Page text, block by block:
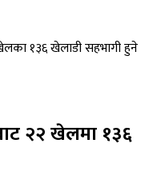
२२ खेलमा १३६